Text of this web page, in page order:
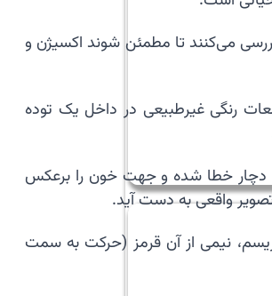
می‌کنند تا مطمئن شوند اکسیژن و
رنگی غیرطبیعی در داخل یک توده
دچار خطا شده و جهت خون را برعکس
نیمی از آن قرمز (حرکت به سمت